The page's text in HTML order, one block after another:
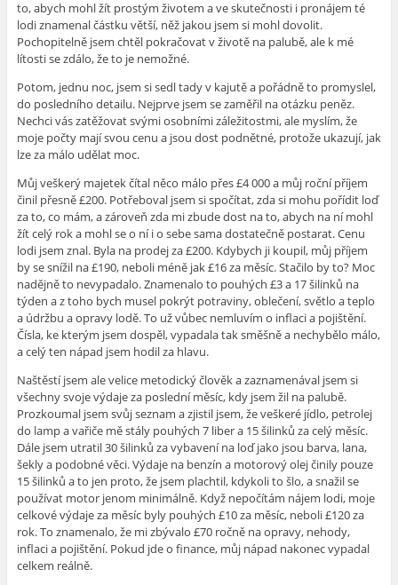
to, abych mohl žít prostým životem a ve skutečnosti i pronájem té
lodi znamenal částku větší, něž jakou jsem si mohl dovolit.
Pochopitelně jsem chtěl pokračovat v životě na palubě, ale k mé
lítosti se zdálo, že to je nemožné.
Potom, jednu noc, jsem si sedl tady v kajutě a pořádně to promyslel,
do posledního detailu. Nejprve jsem se zaměřil na otázku peněz.
Nechci vás zatěžovat svými osobními záležitostmi, ale myslím, že
moje počty mají svou cenu a jsou dost podnětné, protože ukazují, jak
lze za málo udělat moc.
Můj veškerý majetek čítal něco málo přes £4 000 a můj roční příjem
činil přesně £200. Potřeboval jsem si spočítat, zda si mohu pořídit loď
za to, co mám, a zároveň zda mi zbude dost na to, abych na ní mohl
žít celý rok a mohl se o ní i o sebe sama dostatečně postarat. Cenu
lodi jsem znal. Byla na prodej za £200. Kdybych ji koupil, můj příjem
by se snížil na £190, neboli méně jak £16 za měsíc. Stačilo by to? Moc
nadějně to nevypadalo. Znamenalo to pouhých £3 a 17 šilinků na
týden a z toho bych musel pokrýt potraviny, oblečení, světlo a teplo
a údržbu a opravy lodě. To už vůbec nemluvím o inflaci a pojištění.
Čísla, ke kterým jsem dospěl, vypadala tak směšně a nechybělo málo,
a celý ten nápad jsem hodil za hlavu.
Naštěstí jsem ale velice metodický člověk a zaznamenával jsem si
všechny svoje výdaje za poslední měsíc, kdy jsem žil na palubě.
Prozkoumal jsem svůj seznam a zjistil jsem, že veškeré jídlo, petrolej
do lamp a vařiče mě stály pouhých 7 liber a 15 šilinků za celý měsíc.
Dále jsem utratil 30 šilinků za vybavení na loď jako jsou barva, lana,
šekly a podobné věci. Výdaje na benzín a motorový olej činily pouze
15 šilinků a to jen proto, že jsem plachtil, kdykoli to šlo, a snažil se
používat motor jenom minimálně. Když nepočítám nájem lodi, moje
celkové výdaje za měsíc byly pouhých £10 za měsíc, neboli £120 za
rok. To znamenalo, že mi zbývalo £70 ročně na opravy, nehody,
inflaci a pojištění. Pokud jde o finance, můj nápad nakonec vypadal
celkem reálně.